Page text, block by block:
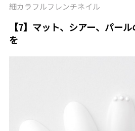
細カラフルフレンチネイル
【7】マット、シアー、パー
を